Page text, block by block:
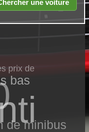
prix de
de minibus
bas